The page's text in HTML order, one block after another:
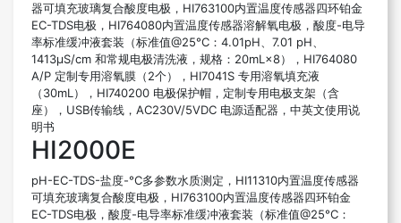
器可填充玻璃复合酸度电极，HI763100内置温度传感器四环铂金
EC-TDS电极，HI764080内置温度传感器溶解氧电极，酸度-电导
率标准缓冲液套装（标准值@25°C：4.01pH、7.01 pH、
1413µS/cm 和常规电极清洗液，规格：20mL×8），HI764080
A/P 定制专用溶氧膜（2个），HI7041S 专用溶氧填充液
（30mL），HI740200 电极保护帽，定制专用电极支架（含
座），USB传输线，AC230V/5VDC 电源适配器，中英文使用说
明书
HI2000E
pH-EC-TDS-盐度-°C多参数水质测定，HI11310内置温度传感器
可填充玻璃复合酸度电极，HI763100内置温度传感器四环铂金
EC-TDS电极，酸度-电导率标准缓冲液套装（标准值@25°C：